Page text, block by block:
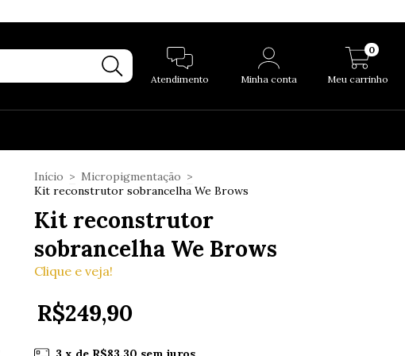
Atendimento Minha conta Meu carrinho
0
Início > Micropigmentação >
Kit reconstrutor sobrancelha We Brows
Kit reconstrutor
sobrancelha We Brows
Clique e veja!
R$249,90